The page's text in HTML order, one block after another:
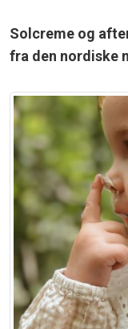
Solcreme og
fra den nordiske